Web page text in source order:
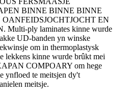
BINNE BINNE BINNE
EN
ply laminates kinne wurde
UD-banden yn winske
om in thermoplastysk
lekkens kinne wurde brûkt mei
COMPOARY om hege
ynfloed te meitsjen dy't
meitsje.